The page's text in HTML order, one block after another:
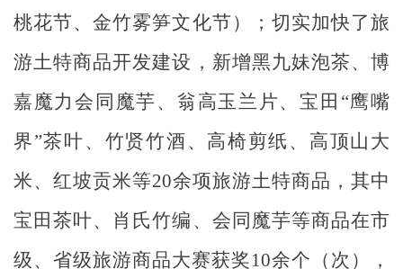
桃花节、金竹雾笋文化节）；切实加快了旅
游土特商品开发建设，新增黑九妹泡茶、博
嘉魔力会同魔芋、翁高玉兰片、宝田 “鹰嘴
界”茶叶、竹贤竹酒、 高椅剪纸、高顶山大
米、红坡贡米等20余项旅游土特商品，其中
宝田茶叶、肖氏竹编、会同魔芋等商品在市
级、省级旅游商品大赛获奖10余个（次），